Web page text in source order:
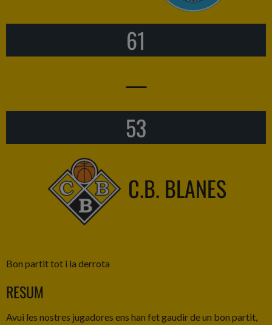
61
—
53
C.B. BLANES
Bon partit tot i la derrota
RESUM
Avui les nostres jugadores ens han fet gaudir de un bon partit,